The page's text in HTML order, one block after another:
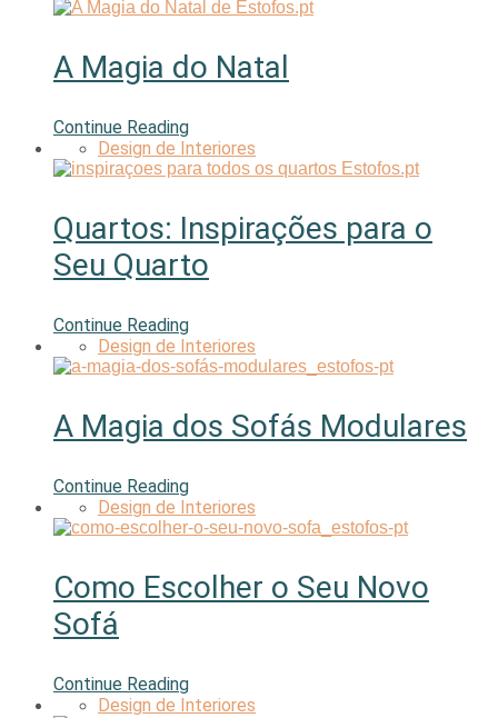
A Magia do Natal
Continue Reading
Design de Interiores
Quartos: Inspirações para o
Seu Quarto
Continue Reading
Design de Interiores
A Magia dos Sofás Modulares
Continue Reading
Design de Interiores
Como Escolher o Seu Novo
Sofá
Continue Reading
Design de Interiores